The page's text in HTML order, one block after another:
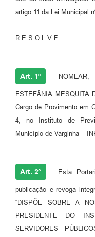
artigo 11 da Lei Municipal
R E S O L V E :
Art. 1º NOMEAR,
ESTEFÂNIA MESQUITA
Cargo de Provimento em
4, no Instituto de
Município de Varginha –
Art. 2° Esta
publicação e revoga
“DISPÕE SOBRE A
PRESIDENTE DO
SERVIDORES